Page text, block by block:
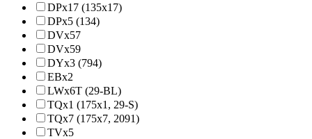
DPx17 (135x17)
DPx5 (134)
DVx57
DVx59
DYx3 (794)
EBx2
LWx6T (29-BL)
TQx1 (175x1, 29-S)
TQx7 (175x7, 2091)
TVx5